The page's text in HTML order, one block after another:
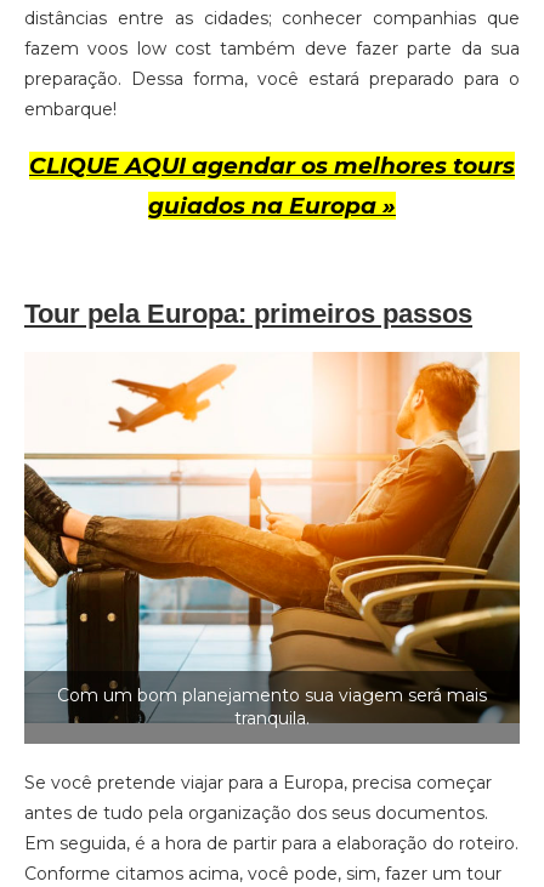
distâncias entre as cidades; conhecer companhias que
fazem voos low cost também deve fazer parte da sua
preparação. Dessa forma, você estará preparado para o
embarque!
CLIQUE AQUI agendar os melhores tours
guiados na Europa »
Tour pela Europa: primeiros passos
Com um bom planejamento sua viagem será mais
tranquila.
Se você pretende viajar para a Europa, precisa começar
antes de tudo pela organização dos seus documentos.
Em seguida, é a hora de partir para a elaboração do roteiro.
Conforme citamos acima, você pode, sim, fazer um tour